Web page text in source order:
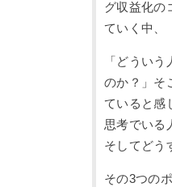
グ収益化の
ていく中、
「どうい
のか？」そ
ていると感
思考でいる
そしてどう
その3つの